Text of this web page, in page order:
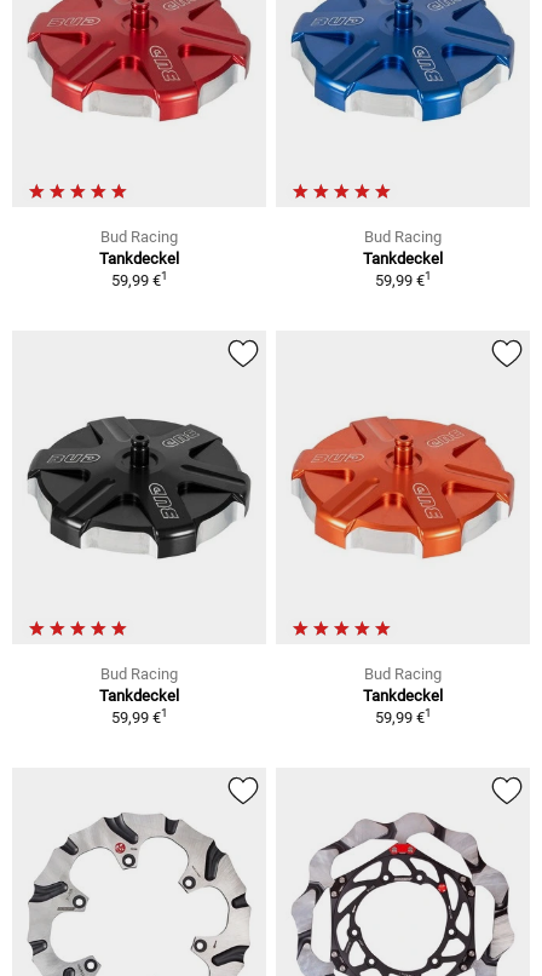
Bud Racing
Tankdeckel
59,99 €1
Bud Racing
Tankdeckel
59,99 €1
Bud Racing
Tankdeckel
59,99 €1
Bud Racing
Tankdeckel
59,99 €1